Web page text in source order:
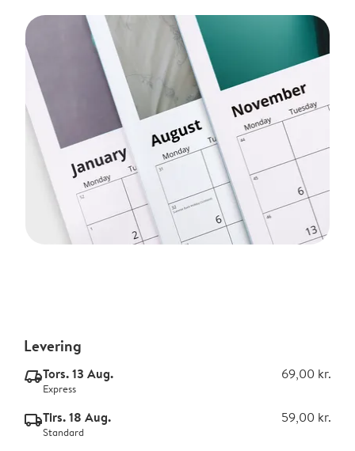
Levering
delivery_express_v2Tors. 13 Aug. 69,00 kr.
Express
delivery_standard_v2Tirs. 18 Aug. 59,00 kr.
Standard